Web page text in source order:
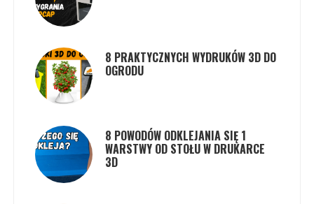
8 PRAKTYCZNYCH WYDRUKÓW 3D DO
OGRODU
8 POWODÓW ODKLEJANIA SIĘ 1
WARSTWY OD STOŁU W DRUKARCE
3D